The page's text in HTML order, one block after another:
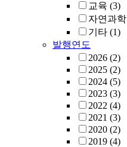
교육 (3)
자연과학
기타 (1)
발행연도
2026 (2)
2025 (2)
2024 (5)
2023 (3)
2022 (4)
2021 (3)
2020 (2)
2019 (4)